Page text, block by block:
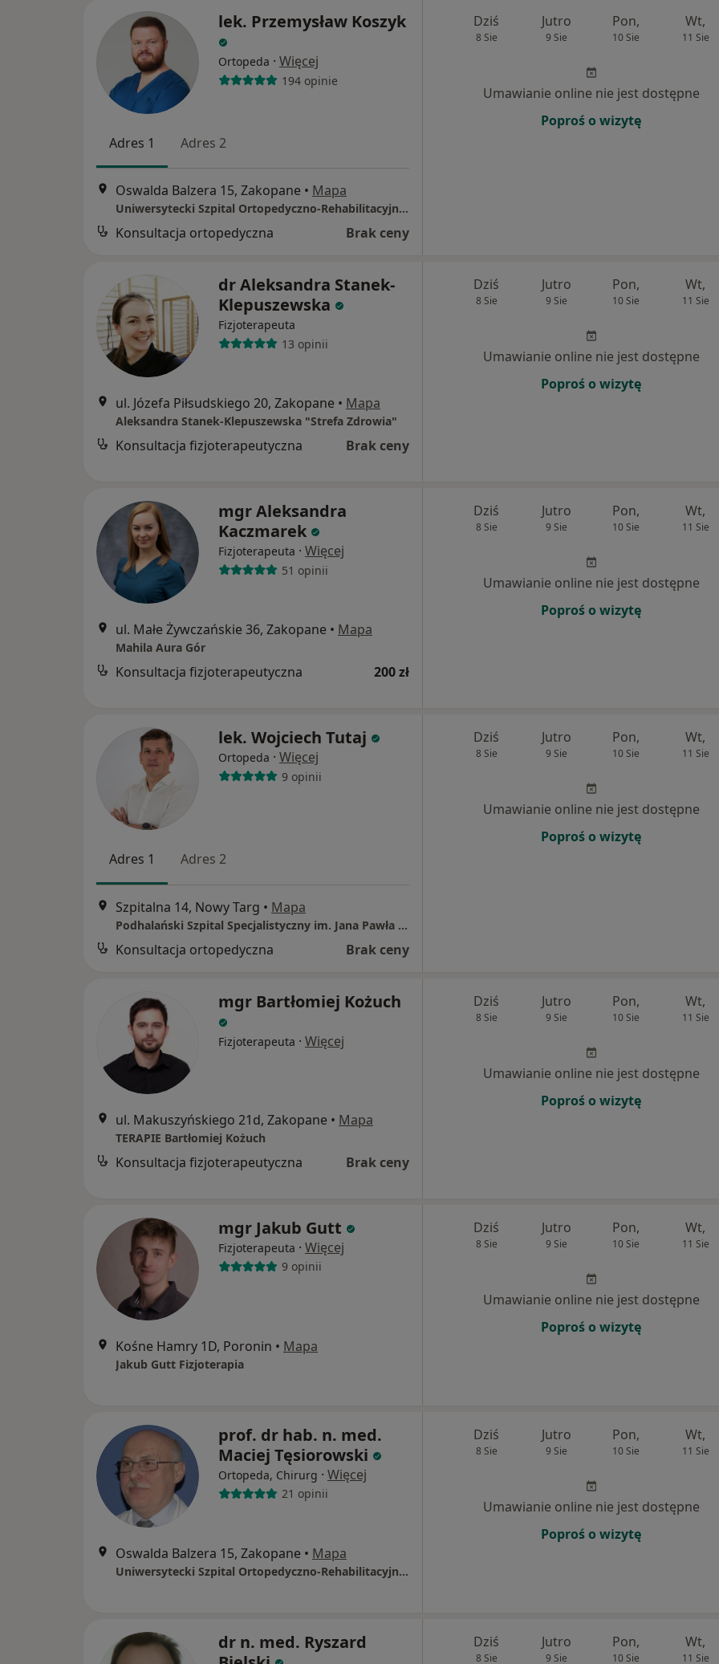
lek. Przemysław Koszyk
Ortopeda · Więcej
194 opinie
Adres 1 Adres 2
Oswalda Balzera 15, Zakopane • Mapa
Uniwersytecki Szpital Ortopedyczno-Rehabilitacyjny w Zakopanem
Konsultacja ortopedyczna Brak ceny
Dziś
8 Sie
Jutro
9 Sie
Pon,
10 Sie
Wt,
11 Sie
Umawianie online nie jest dostępne
Poproś o wizytę
dr Aleksandra Stanek-
Klepuszewska
Fizjoterapeuta
13 opinii
ul. Józefa Piłsudskiego 20, Zakopane • Mapa
Aleksandra Stanek-Klepuszewska "Strefa Zdrowia"
Konsultacja fizjoterapeutyczna Brak ceny
Dziś
8 Sie
Jutro
9 Sie
Pon,
10 Sie
Wt,
11 Sie
Umawianie online nie jest dostępne
Poproś o wizytę
mgr Aleksandra
Kaczmarek
Fizjoterapeuta · Więcej
51 opinii
ul. Małe Żywczańskie 36, Zakopane • Mapa
Mahila Aura Gór
Konsultacja fizjoterapeutyczna 200 zł
Dziś
8 Sie
Jutro
9 Sie
Pon,
10 Sie
Wt,
11 Sie
Umawianie online nie jest dostępne
Poproś o wizytę
lek. Wojciech Tutaj
Ortopeda · Więcej
9 opinii
Adres 1 Adres 2
Szpitalna 14, Nowy Targ • Mapa
Podhalański Szpital Specjalistyczny im. Jana Pawła II w Nowym Targu
Konsultacja ortopedyczna Brak ceny
Dziś
8 Sie
Jutro
9 Sie
Pon,
10 Sie
Wt,
11 Sie
Umawianie online nie jest dostępne
Poproś o wizytę
mgr Bartłomiej Kożuch
Fizjoterapeuta · Więcej
ul. Makuszyńskiego 21d, Zakopane • Mapa
TERAPIE Bartłomiej Kożuch
Konsultacja fizjoterapeutyczna Brak ceny
Dziś
8 Sie
Jutro
9 Sie
Pon,
10 Sie
Wt,
11 Sie
Umawianie online nie jest dostępne
Poproś o wizytę
mgr Jakub Gutt
Fizjoterapeuta · Więcej
9 opinii
Kośne Hamry 1D, Poronin • Mapa
Jakub Gutt Fizjoterapia
Dziś
8 Sie
Jutro
9 Sie
Pon,
10 Sie
Wt,
11 Sie
Umawianie online nie jest dostępne
Poproś o wizytę
prof. dr hab. n. med.
Maciej Tęsiorowski
Ortopeda, Chirurg · Więcej
21 opinii
Oswalda Balzera 15, Zakopane • Mapa
Uniwersytecki Szpital Ortopedyczno-Rehabilitacyjny w Zakopanem
Dziś
8 Sie
Jutro
9 Sie
Pon,
10 Sie
Wt,
11 Sie
Umawianie online nie jest dostępne
Poproś o wizytę
dr n. med. Ryszard
Dziś
8 Sie
Jutro
9 Sie
Pon,
10 Sie
Wt,
11 Sie